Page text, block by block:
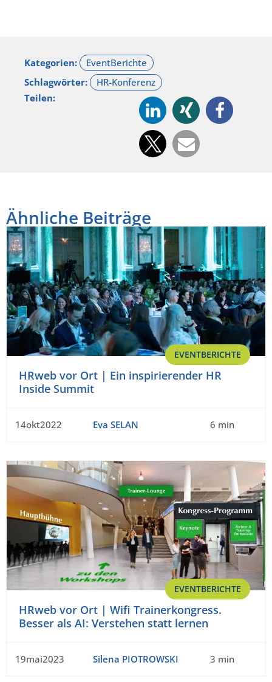
Kategorien:
Schlagwörter:
Teilen:
Ähnliche Beiträge
EVENTBERICHTE
HRweb vor Ort | Ein inspirierender HR
Inside Summit
14okt2022 Eva SELAN 6 min
EVENTBERICHTE
HRweb vor Ort | Wifi Trainerkongress.
Besser als AI: Verstehen statt lernen
19mai2023 Silena PIOTROWSKI 3 min